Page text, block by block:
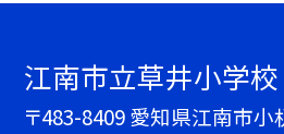
江南市立草井小学校
〒483-8409 愛知県江南市